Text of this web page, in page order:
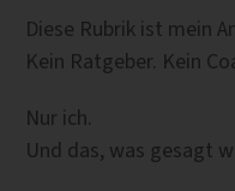
Diese Rubrik ist mein
Kein Ratgeber. Kein
Nur ich.
Und das, was gesagt